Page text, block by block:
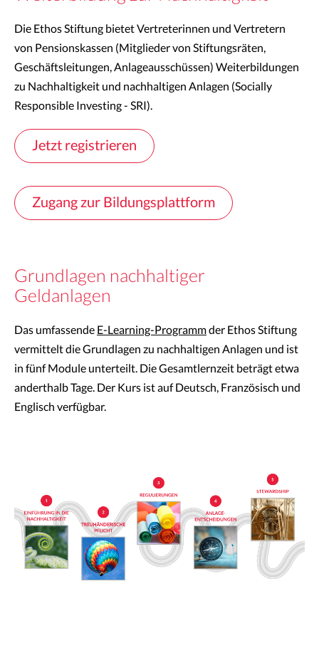
Die Ethos Stiftung bietet Vertreterinnen und Vertretern
von Pensionskassen (Mitglieder von Stiftungsräten,
Geschäftsleitungen, Anlageausschüssen) Weiterbildungen
zu Nachhaltigkeit und nachhaltigen Anlagen (Socially
Responsible Investing - SRI).
Jetzt registrieren
Zugang zur Bildungsplattform
Grundlagen nachhaltiger
Geldanlagen
Das umfassende E-Learning-Programmder Ethos Stiftung
vermittelt die Grundlagen zu nachhaltigen Anlagen und ist
in fünf Module unterteilt. Die Gesamtlernzeit beträgt etwa
anderthalb Tage. Der Kurs ist auf Deutsch, Französisch und
Englisch verfügbar.